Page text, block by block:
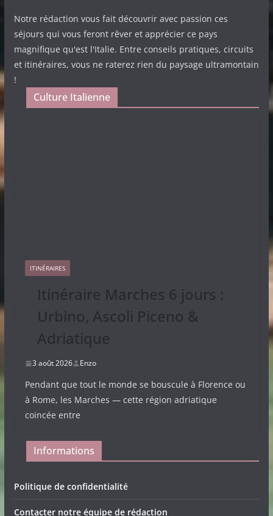
Notre rédaction vous fait découvrir avec passion ces
séjours qui vous feront rêver et apprécier ce pays
magnifique qu'est l'Italie. Entre conseils pratiques, circuits
et itinéraires, vous ne raterez rien du paysage ultramontain
!
Culture Italienne
ITINÉRAIRES
Itinéraire Marches 6 jours :
Urbino, Ascoli Piceno &
Adriatique
3 août 2026 Enzo
Pendant que tout le monde se bouscule à Florence ou
à Rome, les Marches — cette région adriatique
coincée entre
Informations
Politique de confidentialité
Contacter notre équipe de rédaction